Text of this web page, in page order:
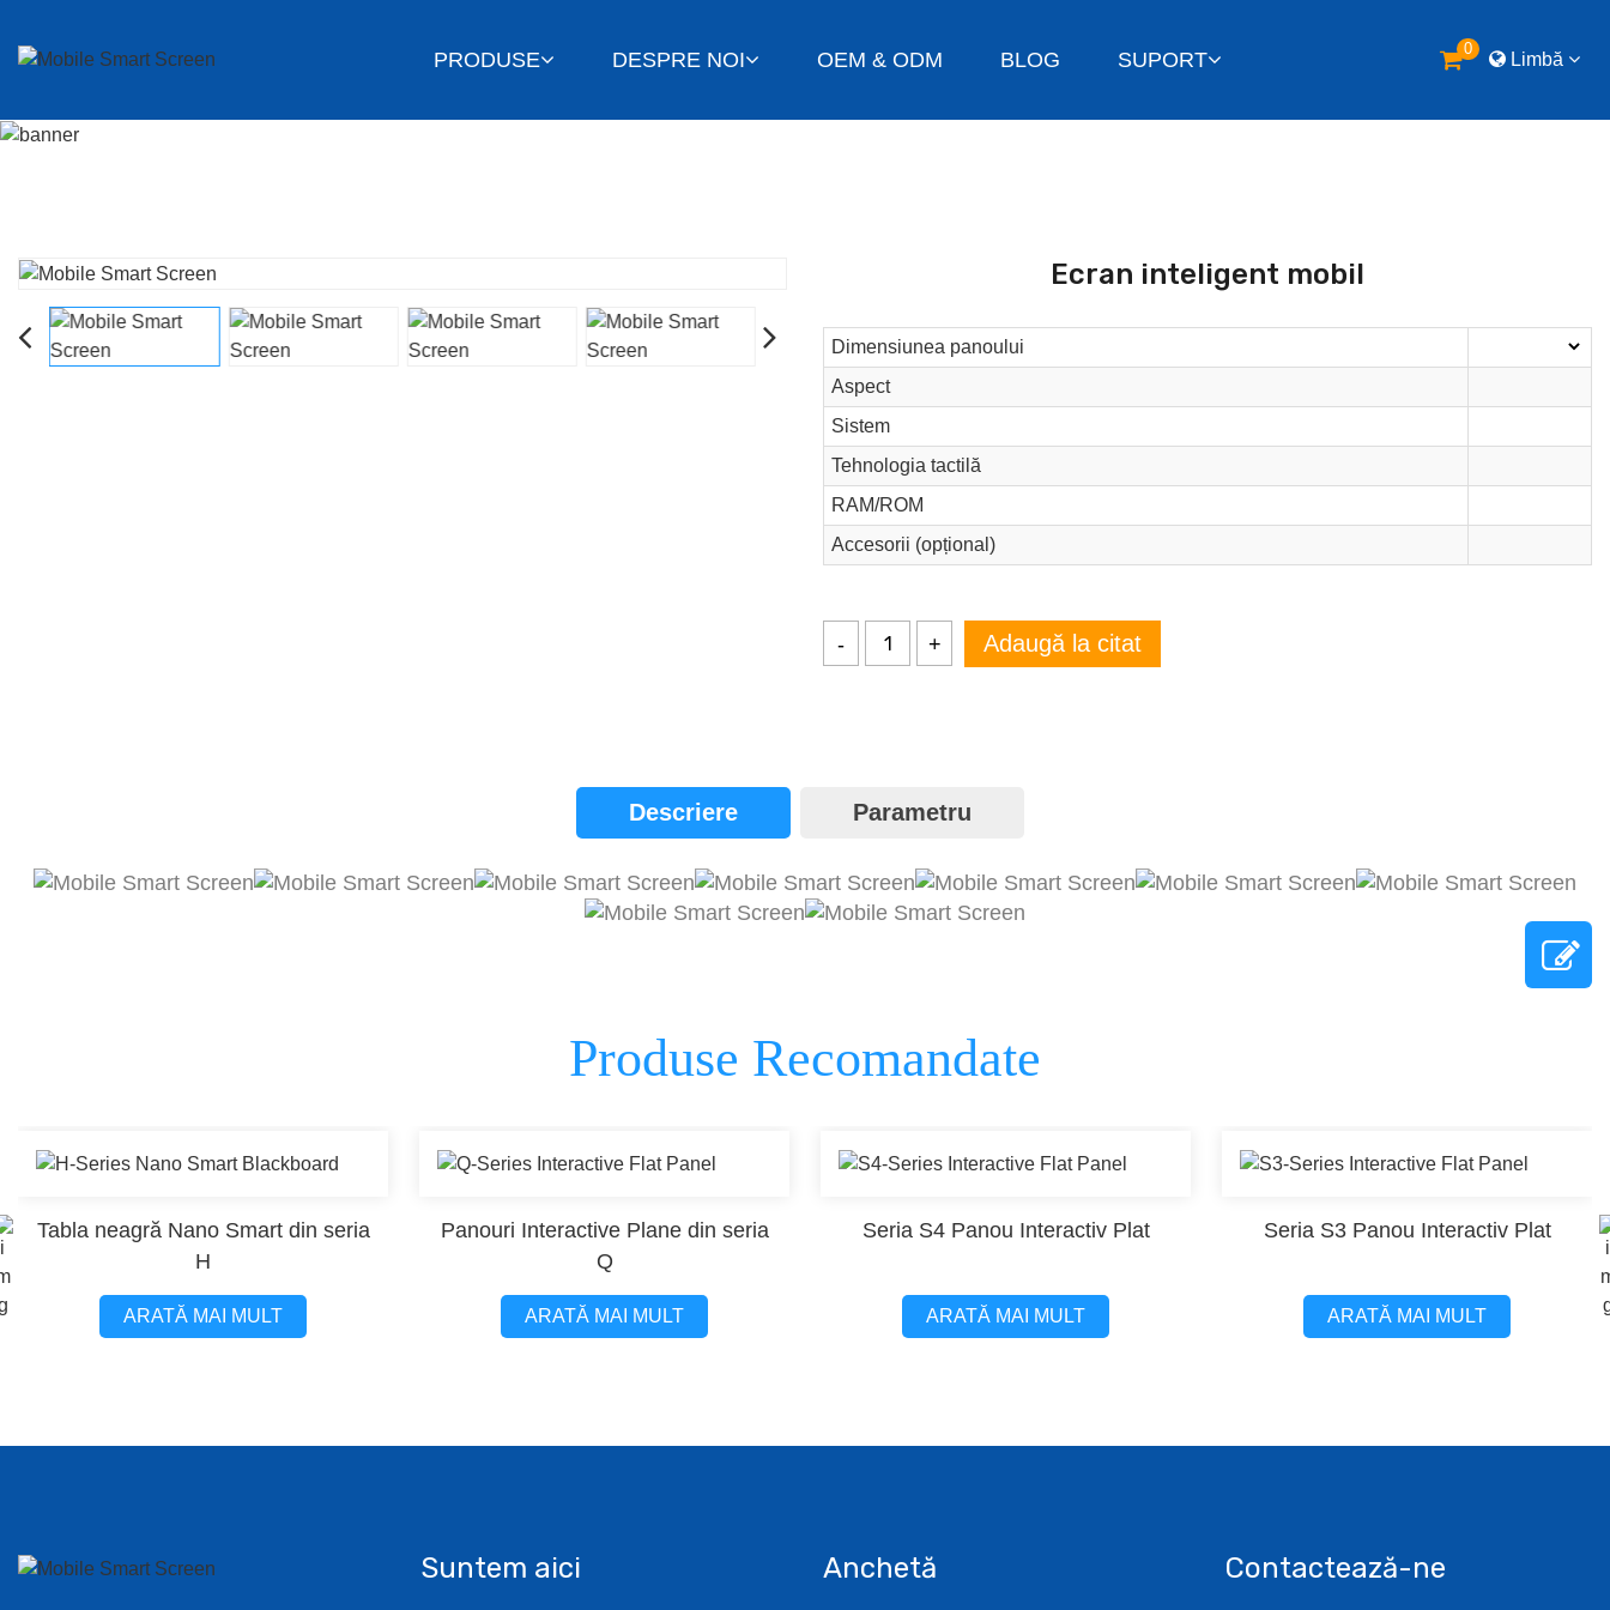
PRODUSE DESPRE NOI OEM & ODM BLOG SUPORT 0
Limbă
Ecran inteligent mobil
Dimensiunea panoului
Aspect
Sistem
Tehnologia tactilă
RAM/ROM
Accesorii (opțional)
- + Adaugă la citat
Descriere Parametru
Produse Recomandate
Tabla neagră Nano Smart din seria
H
ARATĂ MAI MULT
Panouri Interactive Plane din seria
Q
ARATĂ MAI MULT
Seria S4 Panou Interactiv Plat
ARATĂ MAI MULT
Seria S3 Panou Interactiv Plat
ARATĂ MAI MULT
Suntem aici Anchetă Contactează-ne